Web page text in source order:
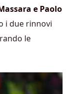
e Paolo
i due rinnovi
le